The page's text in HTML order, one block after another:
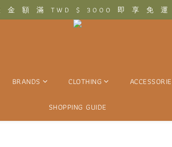
帳　金　額　滿　T W D　$　3 0 0 0　即　享　免　
帳　金　額　滿　T W D　$　3 0 0 0　即　享　免　
　門　結　帳　金　額　滿　H K D　$　1 5 0 0　即　
BRANDS CLOTHING
SHOPPING GUIDE